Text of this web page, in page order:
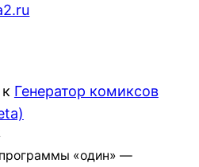
к Генератор комиксов
«один» —